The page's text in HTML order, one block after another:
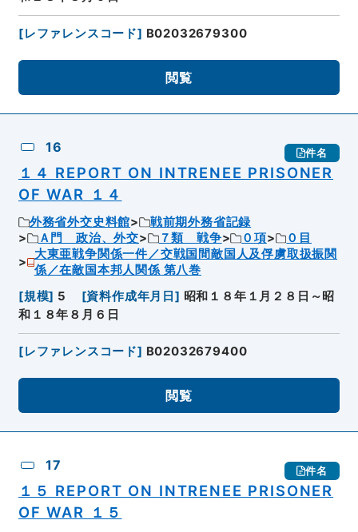
[レファレンスコード] B02032679300
閲覧
16 件名
１４ REPORT ON INTRENEE PRISONER
OF WAR １４
外務省外交史料館
戦前期外務省記録
Ａ門 政治、外交
７類 戦争 ０項
０目
大東亜戦争関係一件／交戦国間敵国人及俘虜取扱振関
係／在敵国本邦人関係 第八巻
[規模] 5 [資料作成年月日] 昭和１８年１月２８日～昭
和１８年８月６日
[レファレンスコード] B02032679400
閲覧
17 件名
１５ REPORT ON INTRENEE PRISONER
OF WAR １５